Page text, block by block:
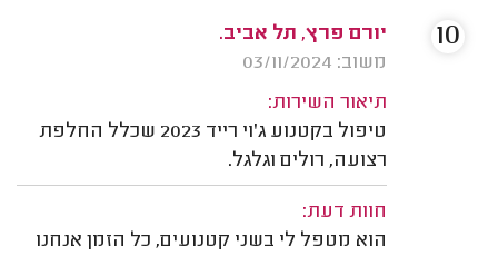
יורם פרץ, תל אביב.
משוב: 03/11/2024
תיאור השירות:
טיפול בקטנוע ג'וי רייד 2023 שכלל החלפת
רצועה, רולים וגלגל.
חוות דעת:
הוא מטפל לי בשני קטנועים, כל הזמן אנחנו
10